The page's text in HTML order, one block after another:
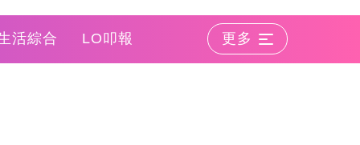
活綜合 LO叩報 更多